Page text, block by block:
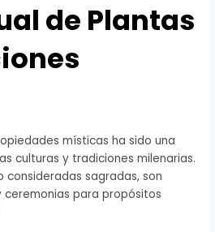
de Plantas
místicas ha sido una
culturas y tradiciones milenarias.
consideradas sagradas, son
para propósitos